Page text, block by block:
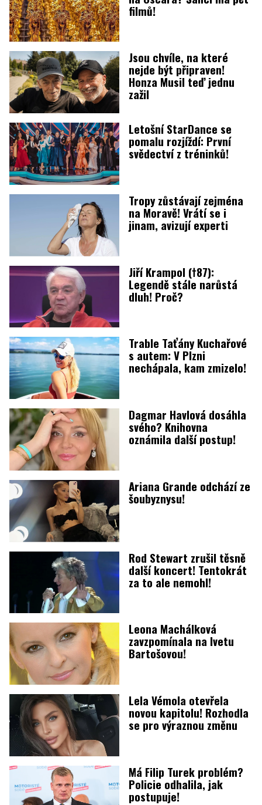
filmů!
Jsou chvíle, na které
nejde být připraven!
Honza Musil teď jednu
zažil
Letošní StarDance se
pomalu rozjíždí: První
svědectví z tréninků!
Tropy zůstávají zejména
na Moravě! Vrátí se i
jinam, avizují experti
Jiří Krampol (†87):
Legendě stále narůstá
dluh! Proč?
Trable Taťány Kuchařové
s autem: V Plzni
nechápala, kam zmizelo!
Dagmar Havlová dosáhla
svého? Knihovna
oznámila další postup!
Ariana Grande odchází ze
šoubyznysu!
Rod Stewart zrušil těsně
další koncert! Tentokrát
za to ale nemohl!
Leona Machálková
zavzpomínala na Ivetu
Bartošovou!
Lela Vémola otevřela
novou kapitolu! Rozhodla
se pro výraznou změnu
Má Filip Turek problém?
Policie odhalila, jak
postupuje!